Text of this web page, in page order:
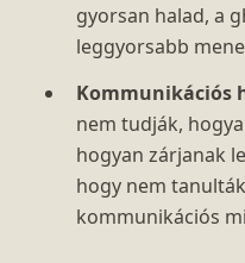
gyorsan halad, a
leggyorsabb
Kommunikációs
nem tudják,
hogyan zárjanak
hogy nem
kommunikációs